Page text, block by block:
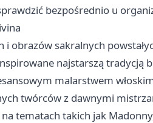
bezpośrednio u
i obrazów sakralnych
najstarszą tradycją
malarstwem
twórców z dawnymi
na tematach takich jak